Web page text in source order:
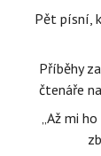
Pět písní,
Příběhy
čtenáře
„Až mi